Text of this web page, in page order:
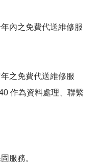
內之免費代送維修服
之免費代送維修服
作為資料處理、聯繫
服務。